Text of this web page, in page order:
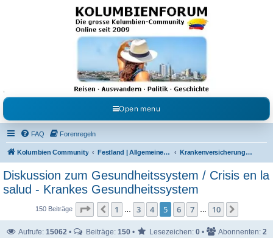
Kolumbienforum - Das
grosse Forum der
Freunde Kolumbiens
Reisen, Auswandern, Kultur, Politik, Geschichte und Visum in Kolumbien und Venezuela.
Austausch, Erfahrungen und Gemeinschaft im Kolumbienforum
Open menu
FAQ Forenregeln
Kolumbien Community Festland | Allgemeine Fragen Krankenversicherung [EPS/IPS] / Rente
Diskussion zum Gesundheitssystem / Crisis en la
salud - Krankes Gesundheitssystem
150 Beiträge Seite von 10
Vorherige
1 … 3 4 5 6 7 … 10
Aufrufe: 15062 • Beiträge: 150 • Lesezeichen: 0 • Abonnenten: 2